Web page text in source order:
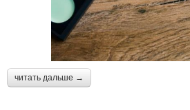
читать дальше →